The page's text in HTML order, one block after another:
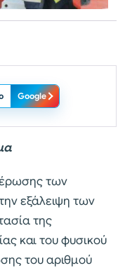
Google
των
εξάλειψη των
της
και του φυσικού
του αριθμού